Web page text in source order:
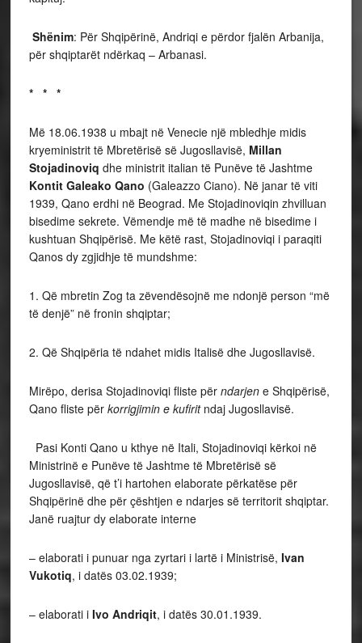
Shënim: Për Shqipërinë, Andriqi e përdor fjalën Arbanija,
për shqiptarët ndërkaq – Arbanasi.
* * *
Më 18.06.1938 u mbajt në Venecie një mbledhje midis
kryeministrit të Mbretërisë së Jugosllavisë, Millan
Stojadinoviq dhe ministrit italian të Punëve të Jashtme
Kontit Galeako Qano (Galeazzo Ciano). Në janar të viti
1939, Qano erdhi në Beograd. Me Stojadinoviqin zhvilluan
bisedime sekrete. Vëmendje më të madhe në bisedime i
kushtuan Shqipërisë. Me këtë rast, Stojadinoviqi i paraqiti
Qanos dy zgjidhje të mundshme:
1. Që mbretin Zog ta zëvendësojnë me ndonjë person “më
të denjë” në fronin shqiptar;
2. Që Shqipëria të ndahet midis Italisë dhe Jugosllavisë.
Mirëpo, derisa Stojadinoviqi fliste për ndarjene Shqipërisë,
Qano fliste për korrigjimin e kufiritndaj Jugosllavisë.
Pasi Konti Qano u kthye në Itali, Stojadinoviqi kërkoi në
Ministrinë e Punëve të Jashtme të Mbretërisë së
Jugosllavisë, që t’i hartohen elaborate përkatëse për
Shqipërinë dhe për çështjen e ndarjes së territorit shqiptar.
Janë ruajtur dy elaborate interne
– elaborati i punuar nga zyrtari i lartë i Ministrisë, Ivan
Vukotiq, i datës 03.02.1939;
– elaborati i Ivo Andriqit, i datës 30.01.1939.